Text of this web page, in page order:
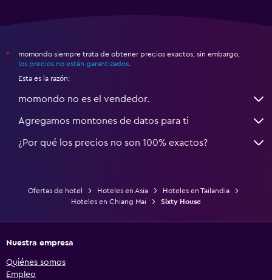
*
momondo siempre trata de obtener precios exactos, sin embargo,
los precios no están garantizados
Esta es la razón:
momondo no es el vendedor.
Agregamos montones de datos para ti
¿Por qué los precios no son 100% exactos?
Ofertas de hotel Hoteles en Asia
Hoteles en Tailandia
Hoteles en Chiang Mai
Sixty House
Nuestra empresa
Quiénes somos
Empleo